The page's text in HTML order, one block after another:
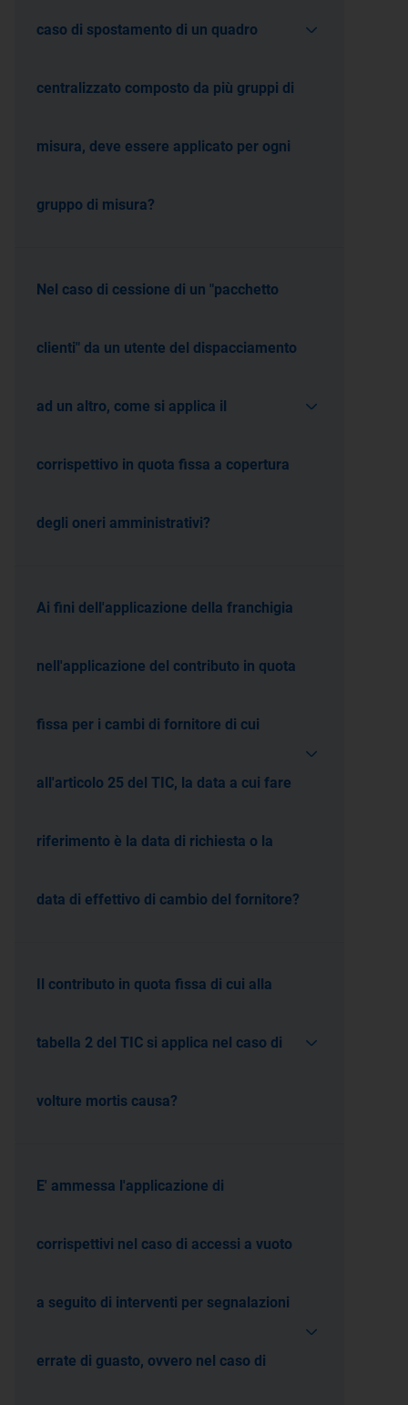
caso di spostamento di un quadro
centralizzato composto da più gruppi di
misura, deve essere applicato per ogni
gruppo di misura?
Nel caso di cessione di un "pacchetto
clienti" da un utente del dispacciamento
ad un altro, come si applica il
corrispettivo in quota fissa a copertura
degli oneri amministrativi?
Ai fini dell'applicazione della franchigia
nell'applicazione del contributo in quota
fissa per i cambi di fornitore di cui
all'articolo 25 del TIC, la data a cui fare
riferimento è la data di richiesta o la
data di effettivo di cambio del fornitore?
Il contributo in quota fissa di cui alla
tabella 2 del TIC si applica nel caso di
volture mortis causa?
E' ammessa l'applicazione di
corrispettivi nel caso di accessi a vuoto
a seguito di interventi per segnalazioni
errate di guasto, ovvero nel caso di